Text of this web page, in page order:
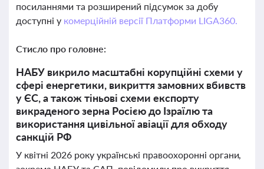
посиланнями та розширений підсумок за добу
доступні у комерційній версії Платформи LIGA360.
Стисло про головне:
НАБУ викрило масштабні корупційні схеми у
сфері енергетики, викриття замовних вбивств
у ЄС, а також тіньові схеми експорту
викраденого зерна Росією до Ізраїлю та
використання цивільної авіації для обходу
санкцій РФ
У квітні 2026 року українські правоохоронні органи,